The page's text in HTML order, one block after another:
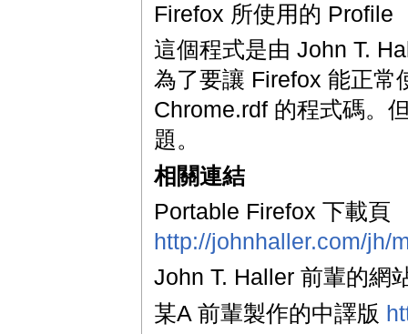
Firefox 所使用的 Profile
這個程式是由 John T.
為了要讓 Firefox 能正常
Chrome.rdf 的程式碼。
題。
相關連結
Portable Firefox 下載頁
http://johnhaller.com/jh/
John T. Haller 前輩的網
某A 前輩製作的中譯版